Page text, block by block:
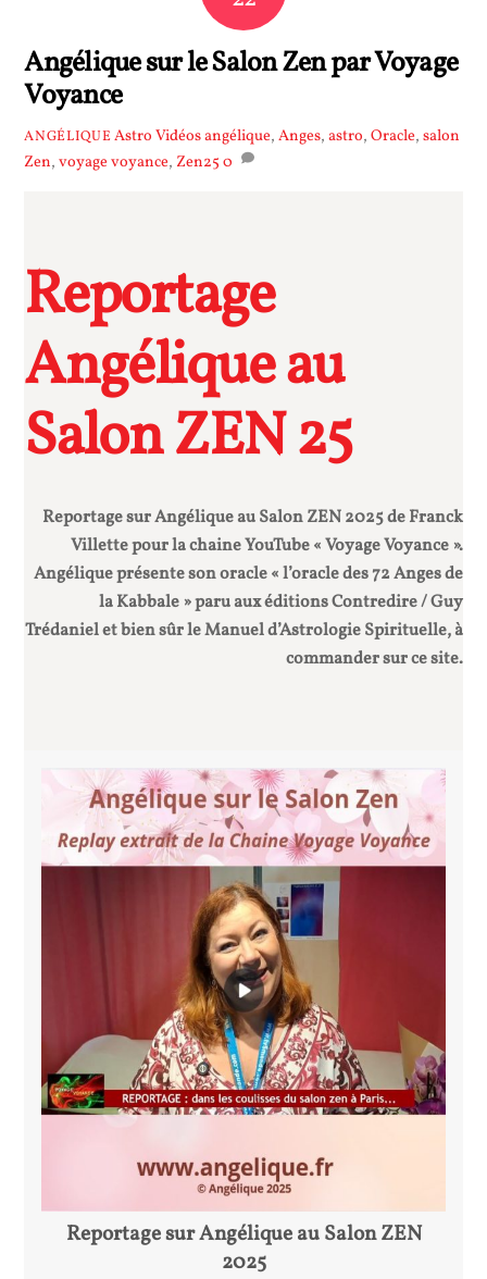
Angélique sur le Salon Zen par Voyage
Voyance
ANGÉLIQUEAstro Vidéosangélique,Anges,astro,Oracle,salon
Zen,voyage voyance, Zen25 0
Reportage
Angélique au
Salon ZEN 25
Reportage sur Angélique au Salon ZEN 2025 de Franck
Villette pour la chaine YouTube « Voyage Voyance ».
Angélique présente son oracle « l’oracle des 72 Anges de
la Kabbale » paru aux éditions Contredire / Guy
Trédaniel et bien sûr le Manuel d’Astrologie Spirituelle, à
commander sur ce site.
Reportage sur Angélique au Salon ZEN
2025